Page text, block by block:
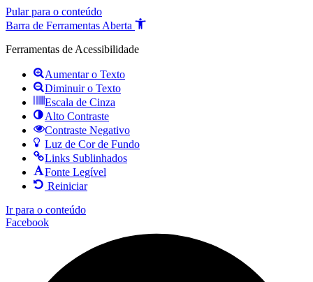
Pular para o conteúdo
Barra de Ferramentas Aberta
Ferramentas de Acessibilidade
Aumentar o Texto
Diminuir o Texto
Escala de Cinza
Alto Contraste
Contraste Negativo
Luz de Cor de Fundo
Links Sublinhados
Fonte Legível
Reiniciar
Ir para o conteúdo
Facebook